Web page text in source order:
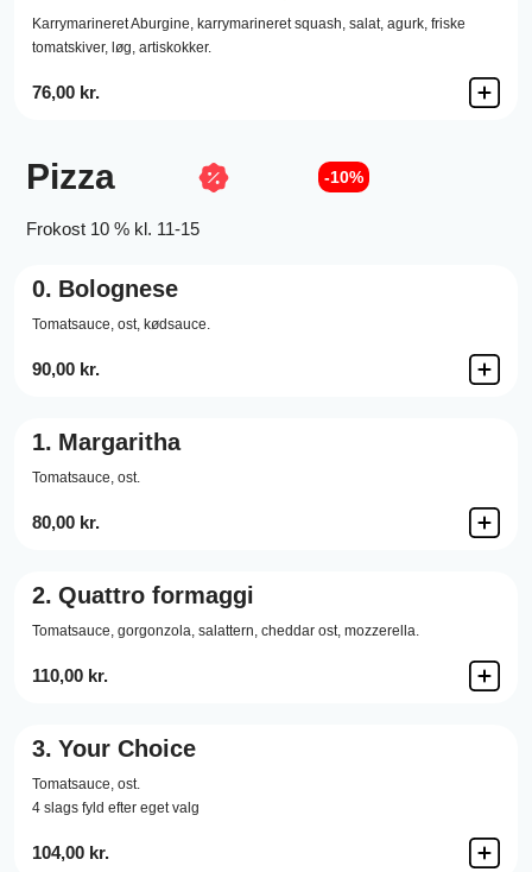
Karrymarineret Aburgine, karrymarineret squash, salat, agurk, friske
tomatskiver, løg, artiskokker.
76,00 kr.
Pizza -10%
Frokost 10 % kl. 11-15
0. Bolognese
Tomatsauce, ost, kødsauce.
90,00 kr.
1. Margaritha
Tomatsauce, ost.
80,00 kr.
2. Quattro formaggi
Tomatsauce, gorgonzola, salattern, cheddar ost, mozzerella.
110,00 kr.
3. Your Choice
Tomatsauce, ost.
4 slags fyld efter eget valg
104,00 kr.